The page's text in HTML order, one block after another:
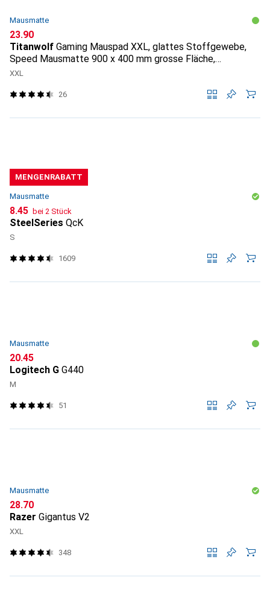
Mausmatte
CHF
23.90
Titanwolf Gaming Mauspad XXL, glattes Stoffgewebe,
Speed Mausmatte 900 x 400 mm grosse Fläche,
Topography
XXL
26
MENGENRABATT
Mausmatte
CHF
8.45 bei 2 Stück
SteelSeries QcK
S
1609
Mausmatte
CHF
20.45
Logitech G G440
M
51
Mausmatte
CHF
28.70
Razer Gigantus V2
XXL
348